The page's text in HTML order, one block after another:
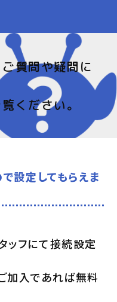
質問や疑問に
ください。
設定してもらえま
ッフにて接続設定
加入であれば無料